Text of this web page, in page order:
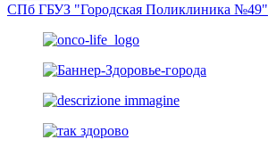
СПб ГБУЗ "Городская Поликлиника №49"